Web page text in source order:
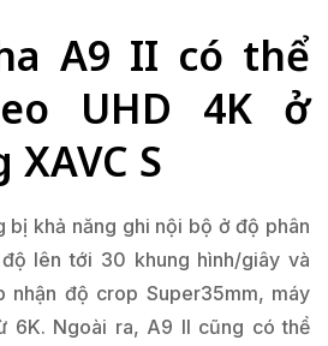
A9 II có thể
UHD 4K ở
S
bị khả năng ghi nội bộ ở độ phân
lên tới 30 khung hình/giây và
nhận độ crop Super35mm, máy
6K. Ngoài ra, A9 II cũng có thể